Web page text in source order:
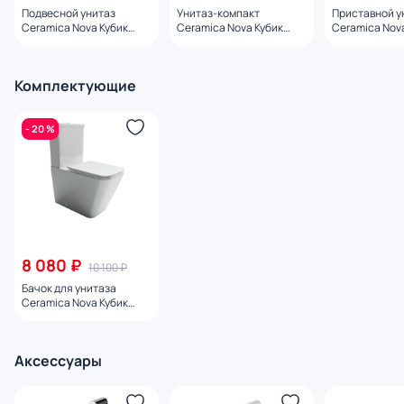
Подвесной унитаз
Ceramica Nova Кубик
Унитаз-компакт
Ceramica Nova Кубик
Приставной
Ceramica
Комплектующие
- 20 %
8 080 ₽ 10 100 ₽
Бачок для унитаза
Ceramica Nova Кубик
Аксессуары